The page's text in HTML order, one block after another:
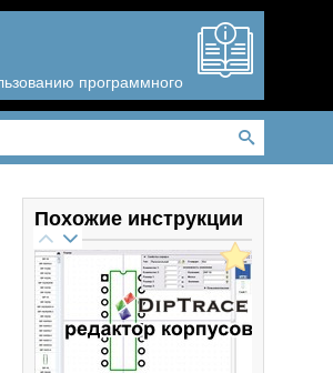
программного
Похожие инструкции